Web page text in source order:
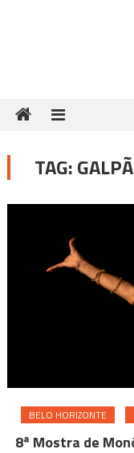
TAG:
BELO HORIZONTE
8ª Mostra de